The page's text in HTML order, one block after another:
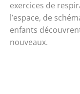
exercices de
l’espace, de
enfants
nouveaux.